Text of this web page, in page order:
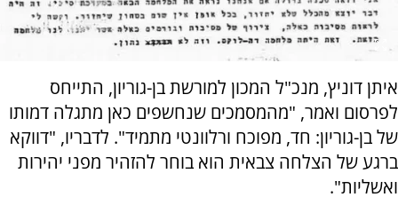
איתן דוניץ, מנכ"ל המכון למורשת בן-גוריון, התייחס
לפרסום ואמר, "מהמסמכים שנחשפים כאן מתגלה דמותו
של בן-גוריון: חד, מפוכח ורלוונטי מתמיד". לדבריו, "דווקא
ברגע של הצלחה צבאית הוא בוחר להזהיר מפני יהירות
ואשליות".